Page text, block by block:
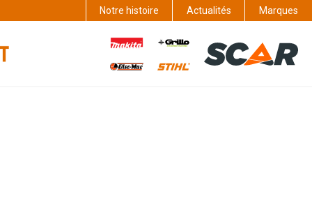
Notre histoire Actualités Marques